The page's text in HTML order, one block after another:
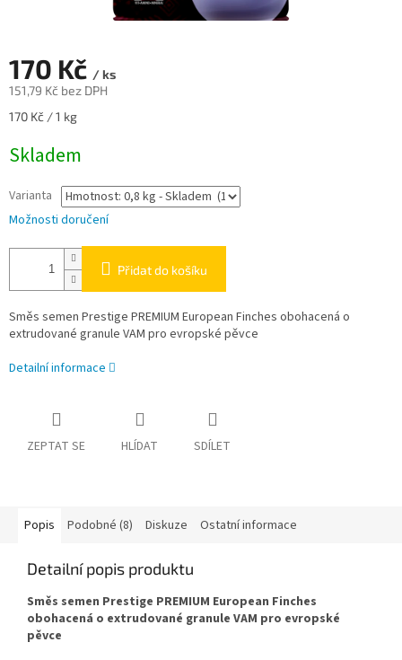
170 Kč / ks
151,79 Kč bez DPH
Měrná
170 Kč / 1 kg
Skladem
Varianta
Možnosti doručení
Přidat do košíku
Směs semen Prestige PREMIUM European Finches obohacená o
extrudované granule VAM pro evropské pěvce
Detailní informace
ZEPTAT SE HLÍDAT SDÍLET
Popis Podobné (8) Diskuze Ostatní informace
Detailní popis produktu
Směs semen Prestige PREMIUM European Finches
obohacená o extrudované granule VAM pro evropské
pěvce